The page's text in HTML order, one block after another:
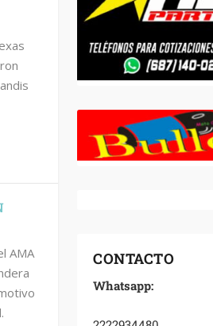
AMA
CONTACTO
Whatsapp: